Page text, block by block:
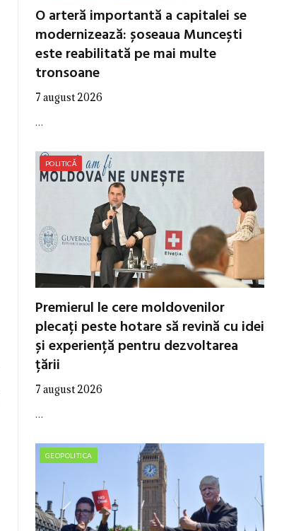
O arteră importantă a capitalei se
modernizează: șoseaua Muncești
este reabilitată pe mai multe
tronsoane
7 august 2026
…
POLITICĂ
Premierul le cere moldovenilor
plecați peste hotare să revină cu idei
și experiență pentru dezvoltarea
țării
7 august 2026
…
GEOPOLITICA